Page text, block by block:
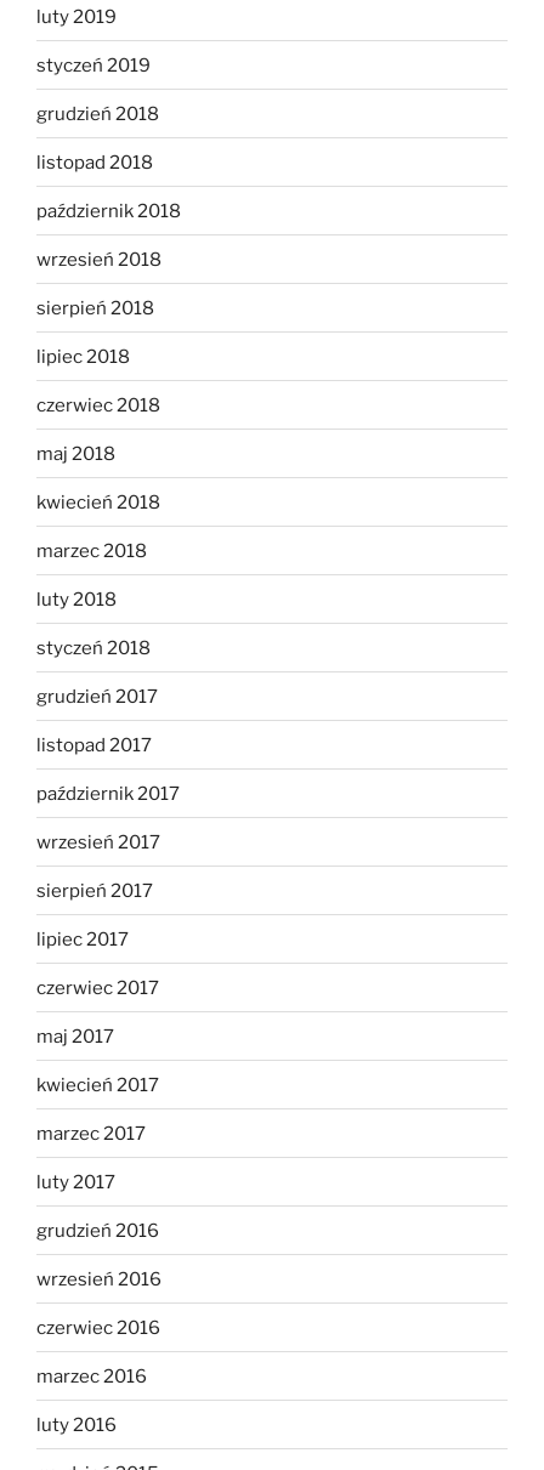
luty 2019
styczeń 2019
grudzień 2018
listopad 2018
październik 2018
wrzesień 2018
sierpień 2018
lipiec 2018
czerwiec 2018
maj 2018
kwiecień 2018
marzec 2018
luty 2018
styczeń 2018
grudzień 2017
listopad 2017
październik 2017
wrzesień 2017
sierpień 2017
lipiec 2017
czerwiec 2017
maj 2017
kwiecień 2017
marzec 2017
luty 2017
grudzień 2016
wrzesień 2016
czerwiec 2016
marzec 2016
luty 2016